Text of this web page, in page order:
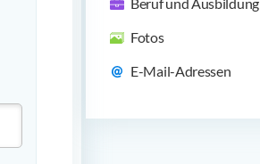
Fotos
E-Mail-Adressen